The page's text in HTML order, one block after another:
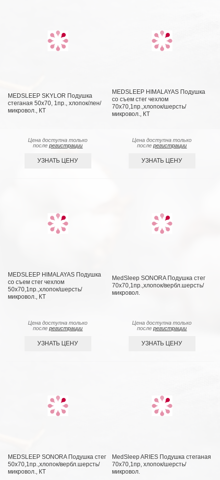
MEDSLEEP SKYLOR Подушка
стеганая 50х70, 1пр., хлопок/лен/
микровол., КТ
Цена доступна только
послерегистрации
УЗНАТЬ ЦЕНУ
MEDSLEEP HIMALAYAS Подушка
со съем стег чехлом
70х70,1пр.,хлопок/шерсть/
микровол., КТ
Цена доступна только
послерегистрации
УЗНАТЬ ЦЕНУ
MEDSLEEP HIMALAYAS Подушка
со съем стег чехлом
50х70,1пр.,хлопок/шерсть/
микровол., КТ
Цена доступна только
послерегистрации
УЗНАТЬ ЦЕНУ
MedSleep SONORA Подушка стег
70х70,1пр.,хлопок/вербл.шерсть/
микровол.
Цена доступна только
послерегистрации
УЗНАТЬ ЦЕНУ
MEDSLEEP SONORA Подушка стег
50х70,1пр.,хлопок/вербл.шерсть/
микровол., КТ
MedSleep ARIES Подушка стеганая
70х70,1пр, хлопок/шерсть/
микровол.